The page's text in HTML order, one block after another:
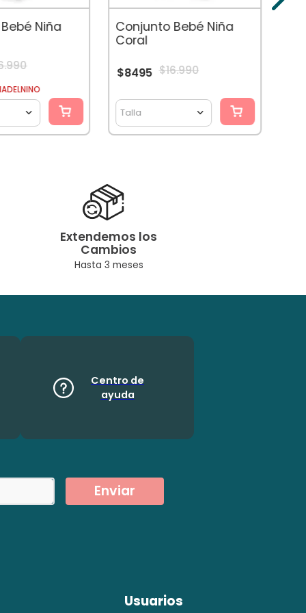
Niña
.990
Conjunto Bebé Niña
Coral
$8495 $16.990
Talla
Extendemos los
Cambios
Hasta 3 meses
Centro de
ayuda
Enviar
Usuarios